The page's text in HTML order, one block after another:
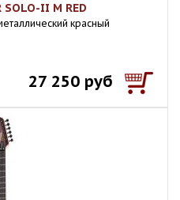
SOLO-II M RED
красный
27 250 руб